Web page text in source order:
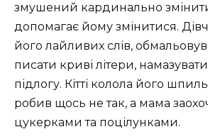
змушений кардинально
допомагає йому змінитися.
його лайливих слів,
писати криві літери,
підлогу. Кітті колола його
робив щось не так, а мама
цукерками та поцілунками.